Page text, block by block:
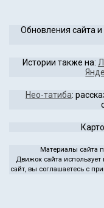
содержимому
Обновления сайта и
Истории также на:
Нео-татиба:
Материалы сайта
Движок сайта использует
сайт, вы соглашаетесь с